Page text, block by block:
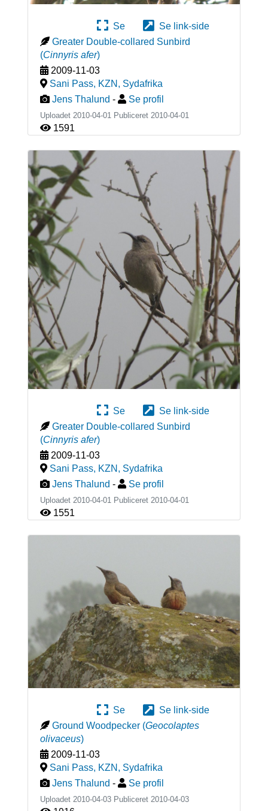
Se
Se link-side
Greater Double-collared Sunbird
(Cinnyris afer)
2009-11-03
Sani Pass, KZN , Sydafrika
Jens Thalund - Se profil
Uploadet 2010-04-01 Publiceret 2010-04-01
1591
Se
Se link-side
Greater Double-collared Sunbird
(Cinnyris afer)
2009-11-03
Sani Pass, KZN , Sydafrika
Jens Thalund - Se profil
Uploadet 2010-04-01 Publiceret 2010-04-01
1551
Se
Se link-side
Ground Woodpecker (Geocolaptes
olivaceus)
2009-11-03
Sani Pass, KZN , Sydafrika
Jens Thalund - Se profil
Uploadet 2010-04-03 Publiceret 2010-04-03